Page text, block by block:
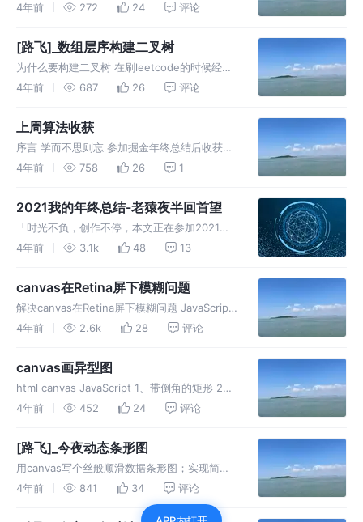
丑数 4、移除石子的最大得分 5、 二叉树的最
二叉搜索树中第 K 小的元素 3、二叉树的右视
图
4年前 272 24 评论
[路飞]_数组层序构建二叉树
为什么要构建二叉树 在刷leetcode的时候经常
遇到二叉树问题；但是输入的二叉树leetcode
leetcode中才能正常运行，因为本地编辑器没
有将数组转换为二
4年前 687 26 评论
上周算法收获
序言 学而不思则忘 参加掘金年终总结后收获良
多；首先是获得一些点赞数量，掘力值上涨了不
结。在写年终总结前粗粗想想今年干了啥？貌似
4年前 758 26 1
2021我的年终总结-老猿夜半回首望
「时光不负，创作不停，本文正在参加2021年
终总结征文大赛」 2021年我的终总结 - 老猿夜
4年前 3.1k 48 13
canvas在Retina屏下模糊问题
解决canvas在Retina屏下模糊问题 JavaScript
canvas 开发bug 小白web前端工程师
4年前 2.6k 28 评论
canvas画异型图
html canvas JavaScript 1、带倒角的矩形 2、
带箭头的直线 未完待续 前端输出
4年前 452 24 评论
[路飞]_今夜动态条形图
用canvas写个丝般顺滑数据条形图；实现简单
的数据可视化 图例 代码 JavaScript html
4年前 841 34 评论